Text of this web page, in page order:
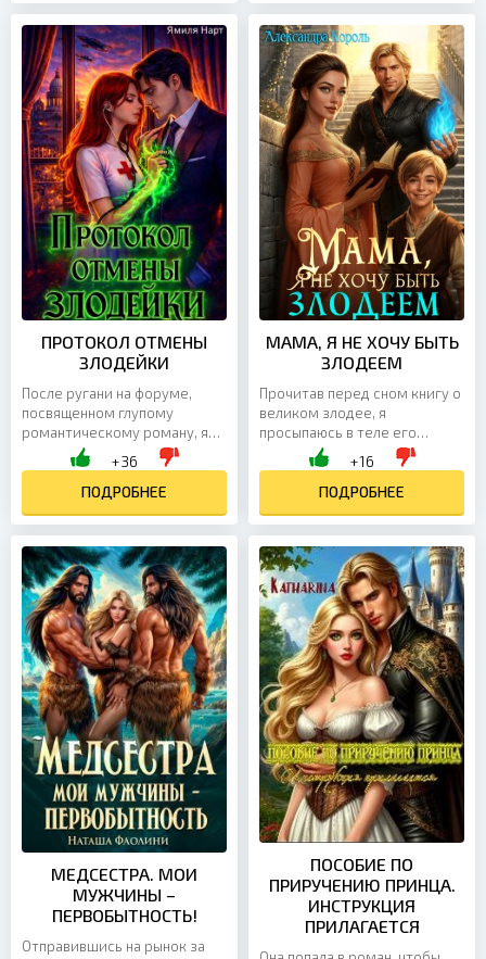
ПРОТОКОЛ ОТМЕНЫ
ЗЛОДЕЙКИ
После ругани на форуме,
посвященном глупому
романтическому роману, я
умерла и попала прямиком в
будущую бывшую жену
главного героя этого романа.
Если...
+36
ПОДРОБНЕЕ
МАМА, Я НЕ ХОЧУ БЫТЬ
ЗЛОДЕЕМ
Прочитав перед сном книгу о
великом злодее, я
просыпаюсь в теле его
матери - красивой, холодной
и расчетливой женщины.
Теперь у меня есть богатый...
+16
ПОДРОБНЕЕ
МЕДСЕСТРА. МОИ
МУЖЧИНЫ –
ПЕРВОБЫТНОСТЬ!
Отправившись на рынок за
ПОСОБИЕ ПО
ПРИРУЧЕНИЮ ПРИНЦА.
ИНСТРУКЦИЯ
ПРИЛАГАЕТСЯ